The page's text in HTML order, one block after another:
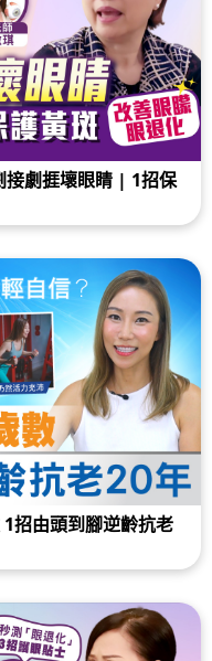
接劇捱壞眼睛 | 1招保
招由頭到腳逆齡抗老